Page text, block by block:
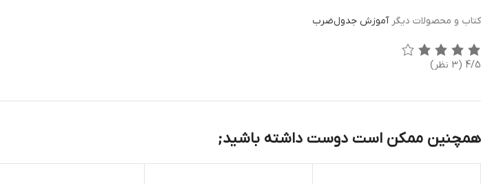
کتاب و محصولات دیگرآموزش جدول‌ضرب
4/5 (3 نظر)
همچنین ممکن است دوست داشته باشید;